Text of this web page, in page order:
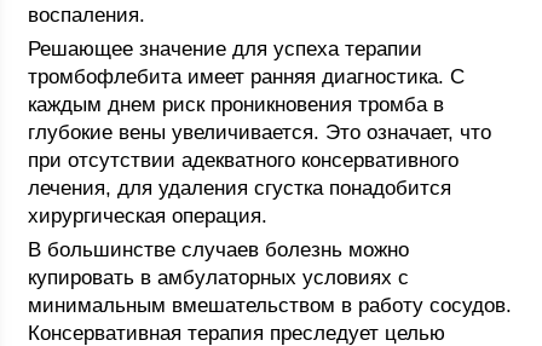
воспаления.
Решающее значение для успеха терапии
тромбофлебита имеет ранняя диагностика. С
каждым днем риск проникновения тромба в
глубокие вены увеличивается. Это означает, что
при отсутствии адекватного консервативного
лечения, для удаления сгустка понадобится
хирургическая операция.
В большинстве случаев болезнь можно
купировать в амбулаторных условиях с
минимальным вмешательством в работу сосудов.
Консервативная терапия преследует целью